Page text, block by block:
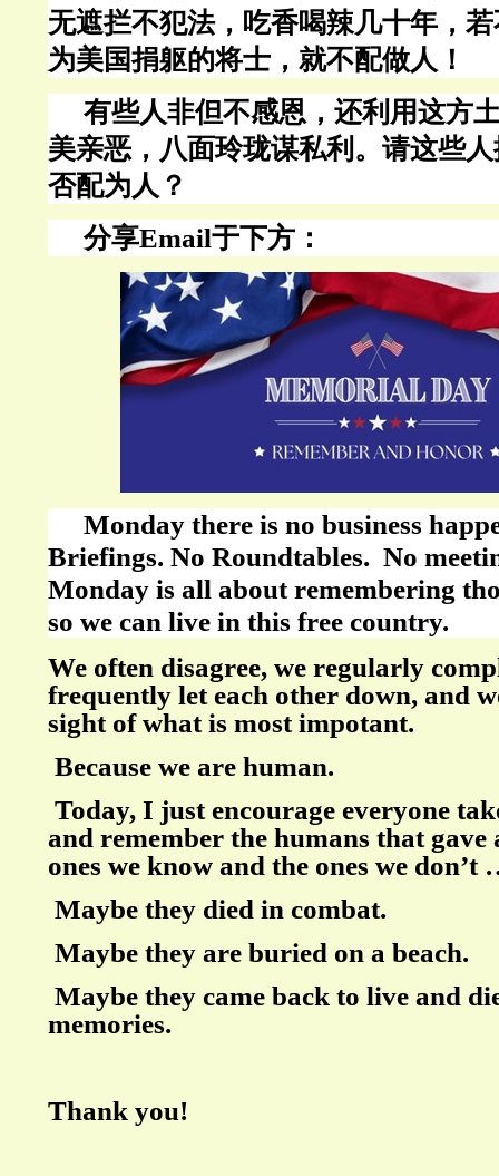
无遮拦不犯法，吃香喝辣几十年，
为美国捐躯的将士，就不配做人！
有些人非但不感恩，还利用这方
美亲恶，八面玲珑谋私利。请这些
否配为人？
分享Email于下方：
Monday there is no business
Briefings. No Roundtables. No
Monday is all about remembering
so we can live in this free country.
We often disagree, we regularly
frequently let each other down, and
sight of what is most impotant.
Because we are human.
Today, I just encourage everyone
and remember the humans that gave
ones we know and the ones we don’t
Maybe they died in combat.
Maybe they are buried on a beach.
Maybe they came back to live and
memories.
Thank you!